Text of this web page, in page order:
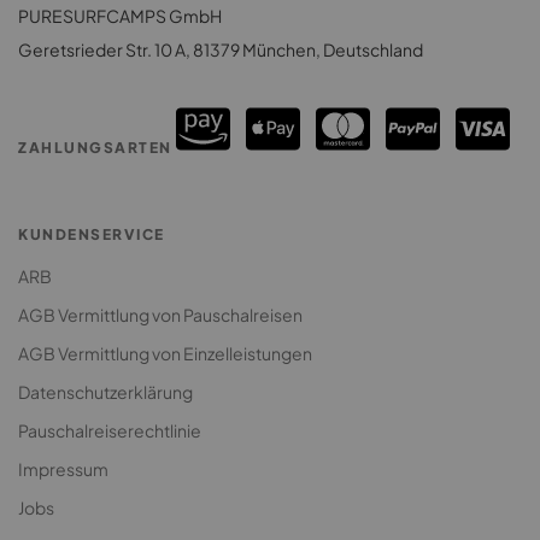
Surfcamps Costa Rica
Surfcamp für Paare
PURESURFCAMPS GmbH
Geretsrieder Str. 10 A, 81379 München, Deutschland
ZAHLUNGSARTEN
KUNDENSERVICE
ARB
AGB Vermittlung von Pauschalreisen
AGB Vermittlung von Einzelleistungen
Datenschutzerklärung
Pauschalreiserechtlinie
Impressum
Jobs